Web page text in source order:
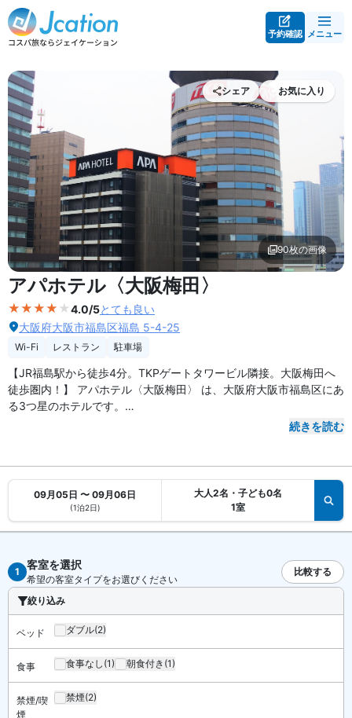
予約確認 メニュー
外観の写真を拡大表示
シェア お気に入り
90枚の画像
アパホテル〈大阪梅田〉
4.0/5とても良い
大阪府大阪市福島区福島 5-4-25
Wi-Fi レストラン 駐車場
【JR福島駅から徒歩4分。TKPゲートタワービル隣接。大阪梅田へ
徒歩圏内！】 アパホテル〈大阪梅田〉 は、大阪府大阪市福島区にあ
る3つ星のホテルです。
番出口は徒歩2分。御堂筋線「梅田駅」中央改札口8番出口は徒歩13
分で到着します。
JR「大阪駅」から福島駅は大阪環状線で1駅2分。USJ最寄りのJRゆ
立地です。
【お食事、レストラン】
です。
【館内施設・サービス】
客室数は全 161 室。インターネットは無料 WiFi 、有線LAN が利用
可能です。施設はコインランドリーがあります。
続きを読む
09月05日 〜 09月06日
(1泊2日)
大人2名・子ども0名
1室
1
客室を選択
希望の客室タイプをお選びください
比較する
絞り込み
ベッド ダブル(2)
食事 食事なし (1) 朝食付き (1)
禁煙/喫
煙
禁煙(2)